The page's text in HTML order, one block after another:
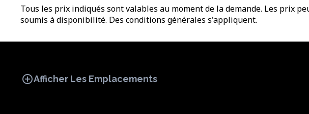
Tous les prix indiqués sont valables au moment de la demande. Les prix
soumis à disponibilité. Des conditions générales s'appliquent.
add_circleAfficher Les Emplacements